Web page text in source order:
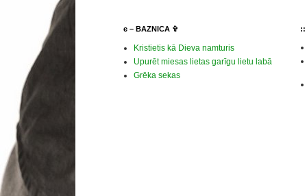
e – BAZNICA ✞
Kristietis kā Dieva namturis
Upurēt miesas lietas garīgu lietu labā
Grēka sekas
::